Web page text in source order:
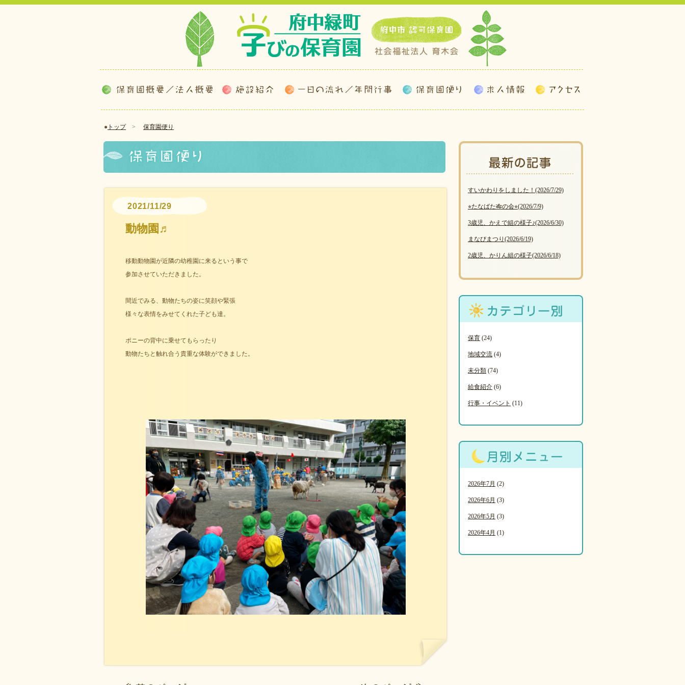
● トップ> 保育園便り
2021/11/29
動物園♬
移動動物園が近隣の幼稚園に来るという事で
参加させていただきました。
間近でみる、動物たちの姿に笑顔や緊張
様々な表情をみせてくれた子ども達。
ポニーの背中に乗せてもらったり
動物たちと触れ合う貴重な体験ができました。
すいかわりをしました！ (2026/7/29)
⭐︎たなばた🎋の会⭐︎(2026/7/9)
3歳児、かえで組の様子♪(2026/6/30)
まなびまつり (2026/6/19)
2歳児、かりん組の様子(2026/6/18)
保育 (24)
地域交流 (4)
未分類 (74)
給食紹介 (6)
行事・イベント (11)
2026年7月 (2)
2026年6月 (3)
2026年5月 (3)
2026年4月 (1)